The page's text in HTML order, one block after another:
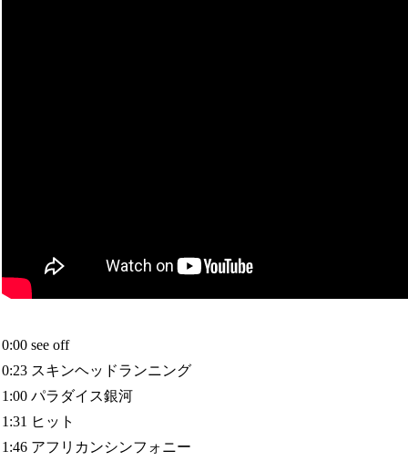
0:00 see off
0:23 スキンヘッドランニング
1:00 パラダイス銀河
1:31 ヒット
1:46 アフリカンシンフォニー